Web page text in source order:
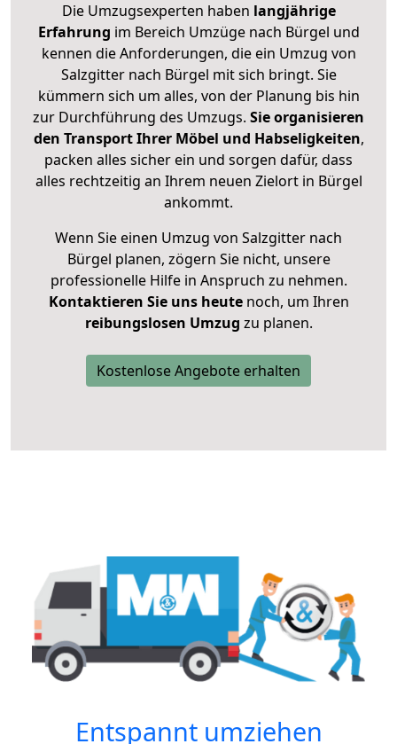
Die Umzugsexperten haben langjährige
Erfahrung im Bereich Umzüge nach Bürgel und
kennen die Anforderungen, die ein Umzug von
Salzgitter nach Bürgel mit sich bringt. Sie
kümmern sich um alles, von der Planung bis hin
zur Durchführung des Umzugs. Sie organisieren
den Transport Ihrer Möbel und Habseligkeiten,
packen alles sicher ein und sorgen dafür, dass
alles rechtzeitig an Ihrem neuen Zielort in Bürgel
ankommt.
Wenn Sie einen Umzug von Salzgitter nach
Bürgel planen, zögern Sie nicht, unsere
professionelle Hilfe in Anspruch zu nehmen.
Kontaktieren Sie uns heutenoch, um Ihren
reibungslosen Umzug zu planen.
Kostenlose Angebote erhalten
Entspannt umziehen